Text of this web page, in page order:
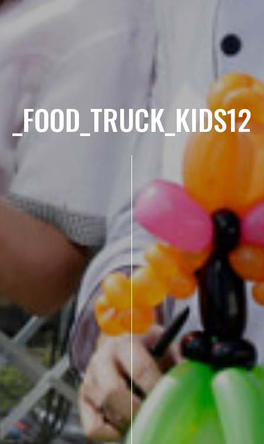
_FOOD_TRUCK_KIDS12